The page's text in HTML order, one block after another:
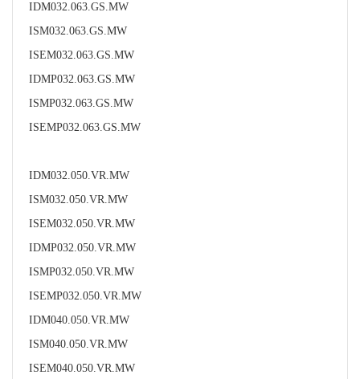
IDM032.063.GS.MW
ISM032.063.GS.MW
ISEM032.063.GS.MW
IDMP032.063.GS.MW
ISMP032.063.GS.MW
ISEMP032.063.GS.MW
IDM032.050.VR.MW
ISM032.050.VR.MW
ISEM032.050.VR.MW
IDMP032.050.VR.MW
ISMP032.050.VR.MW
ISEMP032.050.VR.MW
IDM040.050.VR.MW
ISM040.050.VR.MW
ISEM040.050.VR.MW